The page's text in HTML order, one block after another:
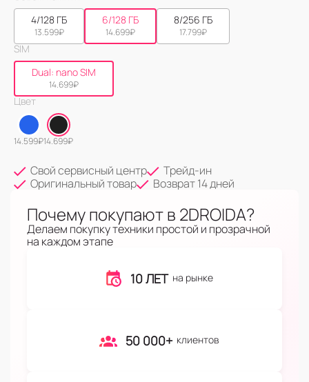
4/128 ГБ
13.599₽
6/128 ГБ
14.699₽
8/256 ГБ
17.799₽
SIM
Dual: nano SIM
14.699₽
Цвет
14.599₽14.699₽
Свой сервисный центр
Трейд-ин
Оригинальный товар
Возврат 14 дней
Почему покупают в 2DROIDA?
Делаем покупку техники простой и прозрачной
на каждом этапе
10 ЛЕТ на рынке
50 000+ клиентов